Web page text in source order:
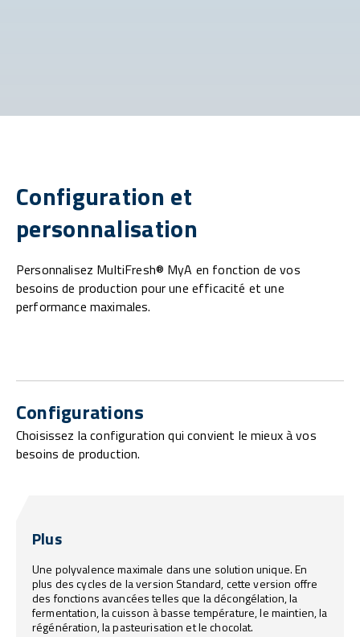
Configuration et
personnalisation
Personnalisez MultiFresh® MyA en fonction de vos
besoins de production pour une efficacité et une
performance maximales.
Configurations
Choisissez la configuration qui convient le mieux à vos
besoins de production.
Plus
Une polyvalence maximale dans une solution unique. En
plus des cycles de la version Standard, cette version offre
des fonctions avancées telles que la décongélation, la
fermentation, la cuisson à basse température, le maintien, la
régénération, la pasteurisation et le chocolat.